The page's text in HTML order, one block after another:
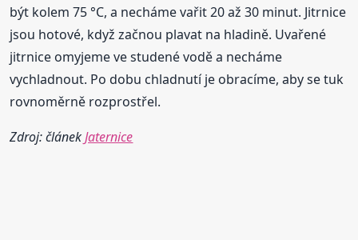
být kolem 75 °C, a necháme vařit 20 až 30 minut. Jitrnice
jsou hotové, když začnou plavat na hladině. Uvařené
jitrnice omyjeme ve studené vodě a necháme
vychladnout. Po dobu chladnutí je obracíme, aby se tuk
rovnoměrně rozprostřel.
Zdroj: článekJaternice